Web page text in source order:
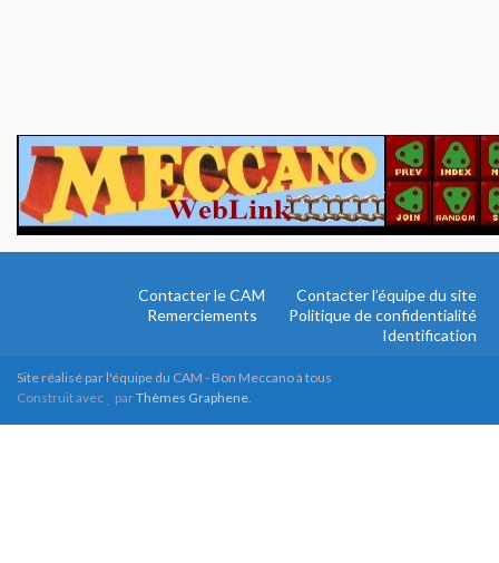
Contacter le CAM
Contacter l’équipe du site
Remerciements
Politique de confidentialité
Identification
Site réalisé par l'équipe du CAM - Bon Meccano à tous
Construit avec
parThèmes Graphene.